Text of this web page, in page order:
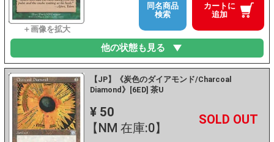
カートに
追加
同名商品
検索
他の状態も見る
【JP】《炭色のダイアモンド/Charcoal
Diamond》[6ED] 茶U
¥ 50
【NM 在庫:0】
－ +